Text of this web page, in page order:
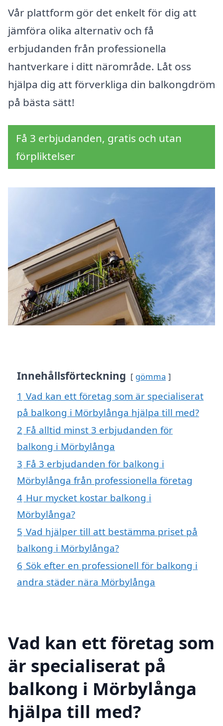
Vår plattform gör det enkelt för dig att
jämföra olika alternativ och få
erbjudanden från professionella
hantverkare i ditt närområde. Låt oss
hjälpa dig att förverkliga din balkongdröm
på bästa sätt!
Få 3 erbjudanden, gratis och utan
förpliktelser
Innehållsförteckning gömma
1 Vad kan ett företag som är specialiserat
på balkong i Mörbylånga hjälpa till med?
2 Få alltid minst 3 erbjudanden för
balkong i Mörbylånga
3 Få 3 erbjudanden för balkong i
Mörbylånga från professionella företag
4 Hur mycket kostar balkong i
Mörbylånga?
5 Vad hjälper till att bestämma priset på
balkong i Mörbylånga?
6 Sök efter en professionell för balkong i
andra städer nära Mörbylånga
Vad kan ett företag som
är specialiserat på
balkong i Mörbylånga
hjälpa till med?